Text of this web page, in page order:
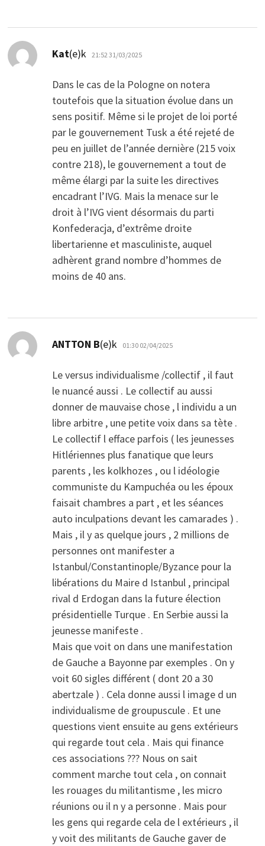
Kat(e)k dio:
21:52 31/03/2025
Dans le cas de la Pologne on notera
toutefois que la situation évolue dans un
sens positif. Même si le projet de loi porté
par le gouvernement Tusk a été rejeté de
peu en juillet de l’année dernière (215 voix
contre 218), le gouvernement a tout de
même élargi par la suite les directives
encadrant l’IVG. Mais la menace sur le
droit à l’IVG vient désormais du parti
Konfederacja, d’extrême droite
libertarienne et masculiniste, auquel
adhèrent grand nombre d’hommes de
moins de 40 ans.
ANTTON B(e)k dio:
01:30 02/04/2025
Le versus individualisme /collectif , il faut
le nuancé aussi . Le collectif au aussi
donner de mauvaise chose , l individu a un
libre arbitre , une petite voix dans sa tète .
Le collectif l efface parfois ( les jeunesses
Hitlériennes plus fanatique que leurs
parents , les kolkhozes , ou l idéologie
communiste du Kampuchéa ou les époux
faisait chambres a part , et les séances
auto inculpations devant les camarades ) .
Mais , il y as quelque jours , 2 millions de
personnes ont manifester a
Istanbul/Constantinople/Byzance pour la
libérations du Maire d Istanbul , principal
rival d Erdogan dans la future élection
présidentielle Turque . En Serbie aussi la
jeunesse manifeste .
Mais que voit on dans une manifestation
de Gauche a Bayonne par exemples . On y
voit 60 sigles différent ( dont 20 a 30
abertzale ) . Cela donne aussi l image d un
individualisme de groupuscule . Et une
questions vient ensuite au gens extérieurs
qui regarde tout cela . Mais qui finance
ces associations ??? Nous on sait
comment marche tout cela , on connait
les rouages du militantisme , les micro
réunions ou il n y a personne . Mais pour
les gens qui regarde cela de l extérieurs , il
y voit des militants de Gauche gaver de